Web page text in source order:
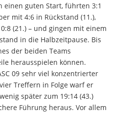
einen guten Start, führten 3:1
mit 4:6 in Rückstand (11.),
(21.) – und gingen mit einem
in die Halbzeitpause. Bis
der beiden Teams
herausspielen können.
09 sehr viel konzentrierter
Treffern in Folge warf er
später zum 19:14 (43.)
Führung heraus. Vor allem